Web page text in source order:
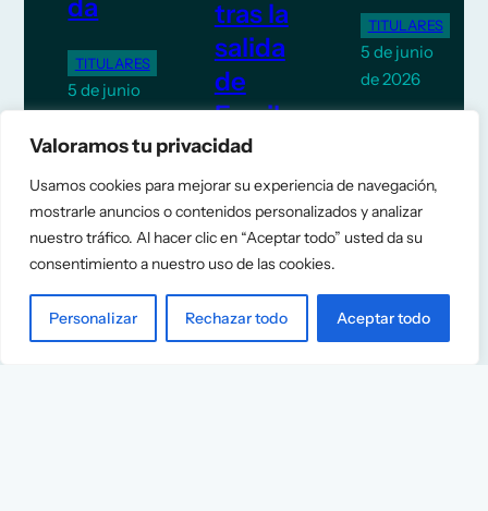
Valoramos tu privacidad
Usamos cookies para mejorar su experiencia de navegación,
mostrarle anuncios o contenidos personalizados y analizar
nuestro tráfico. Al hacer clic en “Aceptar todo” usted da su
consentimiento a nuestro uso de las cookies.
Personalizar Rechazar todo Aceptar todo
da
TITULARES
5 de junio
de 2026
tras la
salida
de
Escrib
ano
TITULARES
5 de junio
de 2026
TITULARES
5 de junio
de 2026